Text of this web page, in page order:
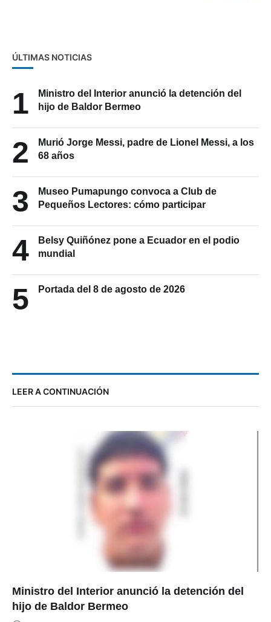
ÚLTIMAS NOTICIAS
1
Ministro del Interior anunció la detención del
hijo de Baldor Bermeo
2
Murió Jorge Messi, padre de Lionel Messi, a los
68 años
3
Museo Pumapungo convoca a Club de
Pequeños Lectores: cómo participar
4
Belsy Quiñónez pone a Ecuador en el podio
mundial
5 Portada del 8 de agosto de 2026
LEER A CONTINUACIÓN
Ministro del Interior anunció la detención del
hijo de Baldor Bermeo